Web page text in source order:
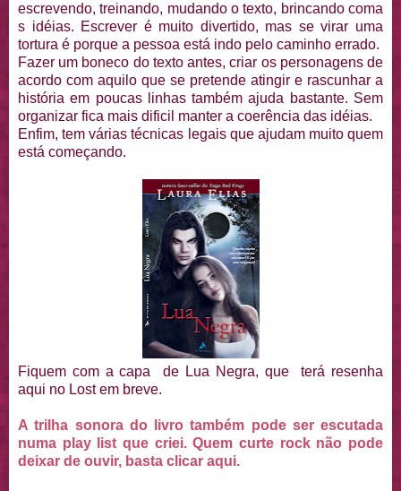
escrevendo, treinando, mudando o texto, brincando coma
s idéias. Escrever é muito divertido, mas se virar uma
tortura é porque a pessoa está indo pelo caminho errado.
Fazer um boneco do texto antes, criar os personagens de
acordo com aquilo que se pretende atingir e rascunhar a
história em poucas linhas também ajuda bastante. Sem
organizar fica mais dificil manter a coerência das idéias.
Enfim, tem várias técnicas legais que ajudam muito quem
está começando.
Fiquem com a capa de Lua Negra, que terá resenha
aqui no Lost em breve.
A trilha sonora do livro também pode ser escutada
numa play list que criei. Quem curte rock não pode
deixar de ouvir, basta clicar aqui.